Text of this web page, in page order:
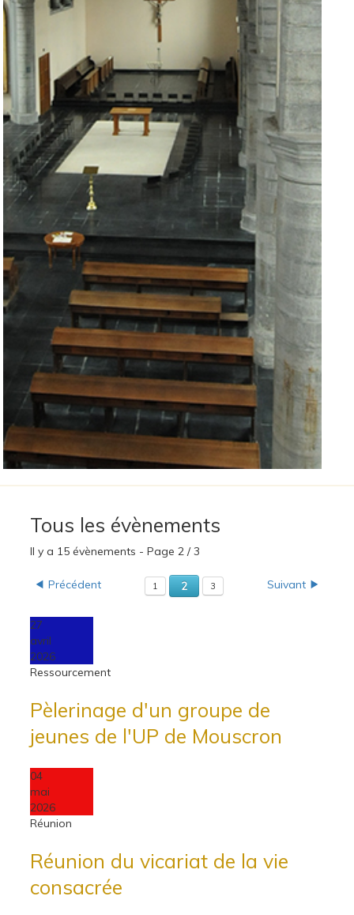
Tous les évènements
Il y a 15 évènements - Page 2 / 3
Précédent Suivant
1 2 3
27
avril
2026
Ressourcement
Pèlerinage d'un groupe de
jeunes de l'UP de Mouscron
04
mai
2026
Réunion
Réunion du vicariat de la vie
consacrée